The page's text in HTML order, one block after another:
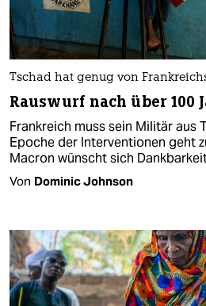
Tschad hat genug von
Rauswurf nach über 100
Frankreich muss sein Militär aus
Epoche der Interventionen geht
Macron wünscht sich
Von Dominic Johnson